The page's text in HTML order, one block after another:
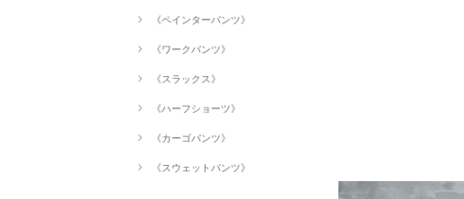
《ペインターパンツ》
《ワークパンツ》
《スラックス》
《ハーフショーツ》
《カーゴパンツ》
《スウェットパンツ》